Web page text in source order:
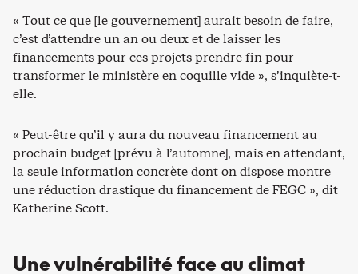
« Tout ce que [le gouvernement] aurait besoin de faire,
c’est d’attendre un an ou deux et de laisser les
financements pour ces projets prendre fin pour
transformer le ministère en coquille vide », s’inquiète-t-
elle.
« Peut-être qu’il y aura du nouveau financement au
prochain budget [prévu à l’automne], mais en attendant,
la seule information concrète dont on dispose montre
une réduction drastique du financement de FEGC », dit
Katherine Scott.
Une vulnérabilité face au climat